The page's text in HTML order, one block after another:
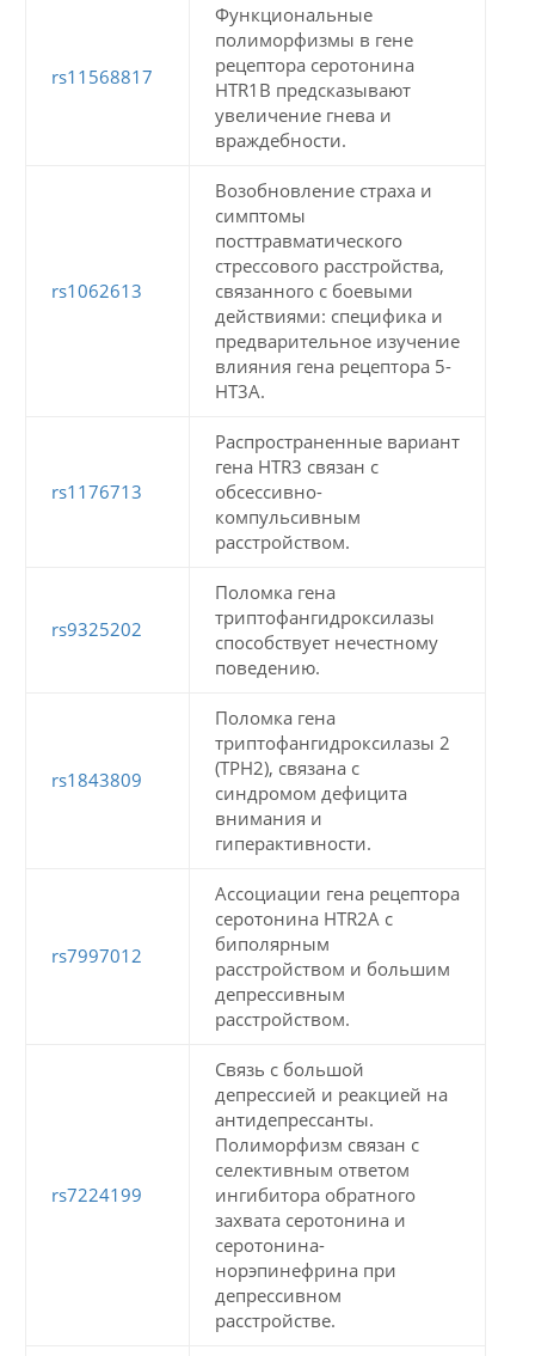
rs11568817
Функциональные
полиморфизмы в гене
рецептора серотонина
HTR1B предсказывают
увеличение гнева и
враждебности.
rs1062613
Возобновление страха и
симптомы
посттравматического
стрессового расстройства,
связанного с боевыми
действиями: специфика и
предварительное изучение
влияния гена рецептора 5-
HT3A.
rs1176713
Распространенные вариант
гена HTR3 связан с
обсессивно-
компульсивным
расстройством.
rs9325202
Поломка гена
триптофангидроксилазы
способствует нечестному
поведению.
rs1843809
Поломка гена
триптофангидроксилазы 2
(TPH2), связана с
синдромом дефицита
внимания и
гиперактивности.
rs7997012
Ассоциации гена рецептора
серотонина HTR2A с
биполярным
расстройством и большим
депрессивным
расстройством.
rs7224199
Связь с большой
депрессией и реакцией на
антидепрессанты.
Полиморфизм связан с
селективным ответом
ингибитора обратного
захвата серотонина и
серотонина-
норэпинефрина при
депрессивном
расстройстве.